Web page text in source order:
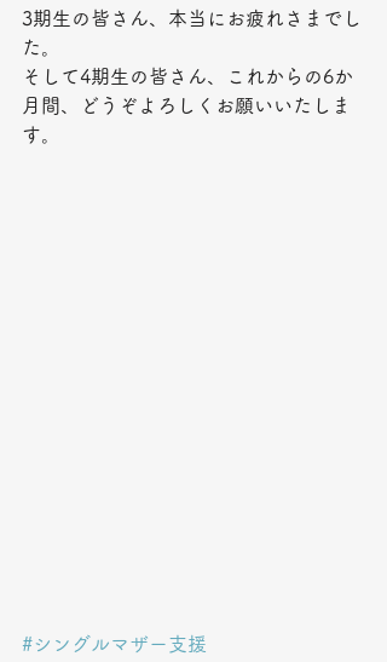
3期生の皆さん、本当にお疲れさまでし
た。
そして4期生の皆さん、これからの6か
月間、どうぞよろしくお願いいたしま
す。
#シングルマザー支援